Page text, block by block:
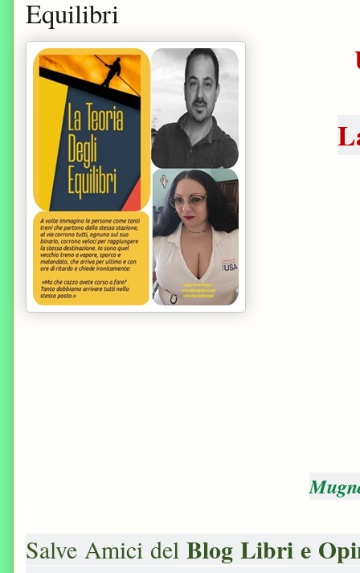
Equilibri
Salve Amici del Blog Libri e